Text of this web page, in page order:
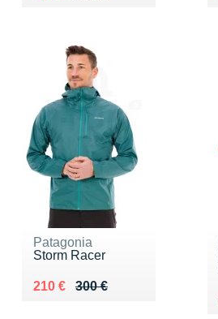
Patagonia
Storm Racer
300 €
Au lieu de 300 €
210 €
Vendu 210 €